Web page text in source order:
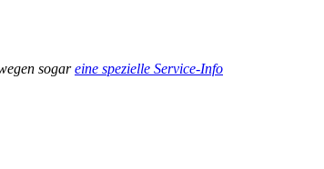
sogareine spezielle Service-Info